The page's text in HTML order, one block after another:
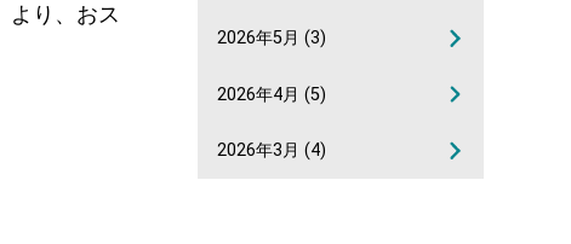
より、おス
2026年5月 (3)
2026年4月 (5)
2026年3月 (4)